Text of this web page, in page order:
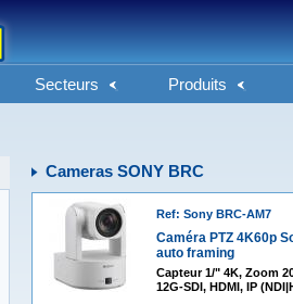
Secteurs Produits
Cameras SONY BRC
Ref: Sony BRC-AM7
Caméra PTZ 4K60p
auto framing
Capteur 1/" 4K, Zoom
12G-SDI, HDMI, IP